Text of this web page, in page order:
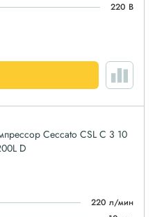
220 В
Ceccato CSL C 3 10
D
220 л/мин